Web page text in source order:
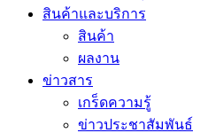
สินค้าและบริการ
สินค้า
ผลงาน
ข่าวสาร
เกร็ดความรู้
ข่าวประชาสัมพันธ์